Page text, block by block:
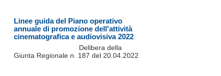
Linee guida del Piano operativo
annuale di promozione dell'attività
cinematografica e audiovisiva 2022
Delibera della
Giunta Regionale n. 187 del 20.04.2022